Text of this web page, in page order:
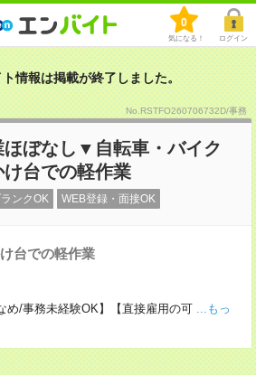
0
気になる！ ログイン
情報は掲載が終了しました。
No.RSTFO260706732D/事務
ほぼなし▼自転車・バイク
台での軽作業
ンクOK WEB登録・面接OK
台での軽作業
め/事務未経験OK】【直接雇用の可 ...もっ